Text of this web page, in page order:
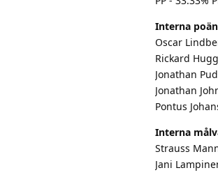
Interna
Oscar
Rickard
Jonathan
Jonathan
Pontus
Interna
Strauss
Jani